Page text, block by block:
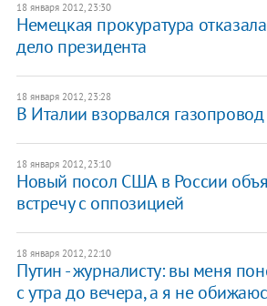
18 января 2012, 23:30
Немецкая прокуратура
дело президента
18 января 2012, 23:28
В Италии взорвался газопровод
18 января 2012, 23:10
Новый посол США в России
встречу с оппозицией
18 января 2012, 22:10
Путин - журналисту: вы меня
с утра до вечера, а я не